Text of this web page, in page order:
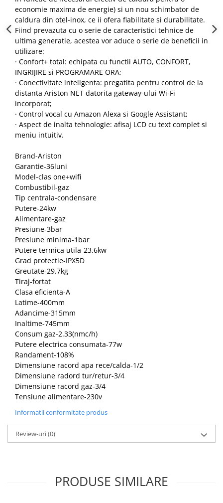
economie maxima de energie) si un nou schimbator de
caldura din otel-inox, ce ii ofera fiabilitate si durabilitate.
Fiind prevazuta cu o serie de caracteristici tehnice de
ultima generatie, acestea vor aduce o serie de beneficii in
utilizare:
· Confort+ total: echipata cu functii AUTO, CONFORT,
INGRIJIRE si PROGRAMARE ORA;
· Conectivitate inteligenta: pregatita pentru control de la
distanta Ariston NET datorita gateway-ului Wi-Fi
incorporat;
· Control vocal cu Amazon Alexa si Google Assistant;
· Aspect de inalta tehnologie: afisaj LCD cu text complet si
meniu intuitiv.
Brand-Ariston
Garantie-36luni
Model-clas one+wifi
Combustibil-gaz
Tip centrala-condensare
Putere-24kw
Alimentare-gaz
Presiune-3bar
Presiune minima-1bar
Putere termica utila-23.6kw
Grad protectie-IPX5D
Greutate-29.7kg
Tiraj-fortat
Clasa eficienta-A
Latime-400mm
Adancime-315mm
Inaltime-745mm
Consum gaz-2.33(nmc/h)
Putere electrica consumata-77w
Randament-108%
Dimensiune racord apa rece/calda-1/2
Dimensiune radord tur/retur-3/4
Dimensiune racord gaz-3/4
Tensiune alimentare-230v
Informatii conformitate produs
Review-uri(0)
PRODUSE SIMILARE